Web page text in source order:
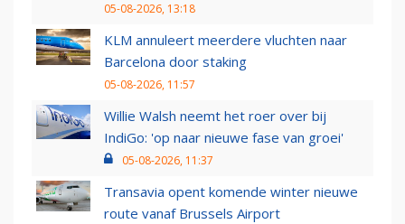
05-08-2026, 13:18
KLM annuleert meerdere vluchten naar
Barcelona door staking
05-08-2026, 11:57
Willie Walsh neemt het roer over bij
IndiGo: 'op naar nieuwe fase van groei'
05-08-2026, 11:37
Transavia opent komende winter nieuwe
route vanaf Brussels Airport